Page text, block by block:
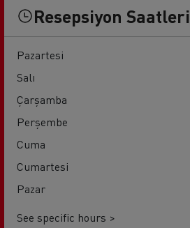
Resepsiyon Saatleri
Pazartesi
Salı
Çarşamba
Perşembe
Cuma
Cumartesi
Pazar
See specific hours >